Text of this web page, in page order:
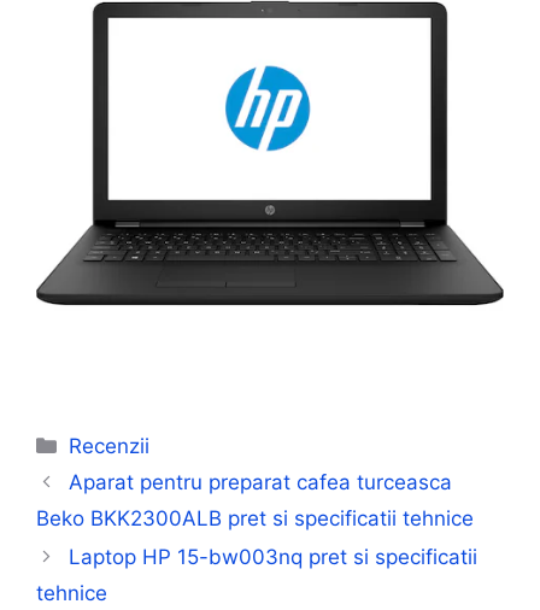
Categorii
Recenzii
Aparat pentru preparat cafea turceasca
Beko BKK2300ALB pret si specificatii tehnice
Laptop HP 15-bw003nq pret si specificatii
tehnice